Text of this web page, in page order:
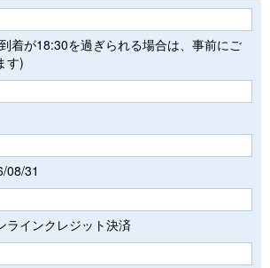
着が18:30を過ぎられる場合は、事前にご
す)
08/31
ラインクレジット決済